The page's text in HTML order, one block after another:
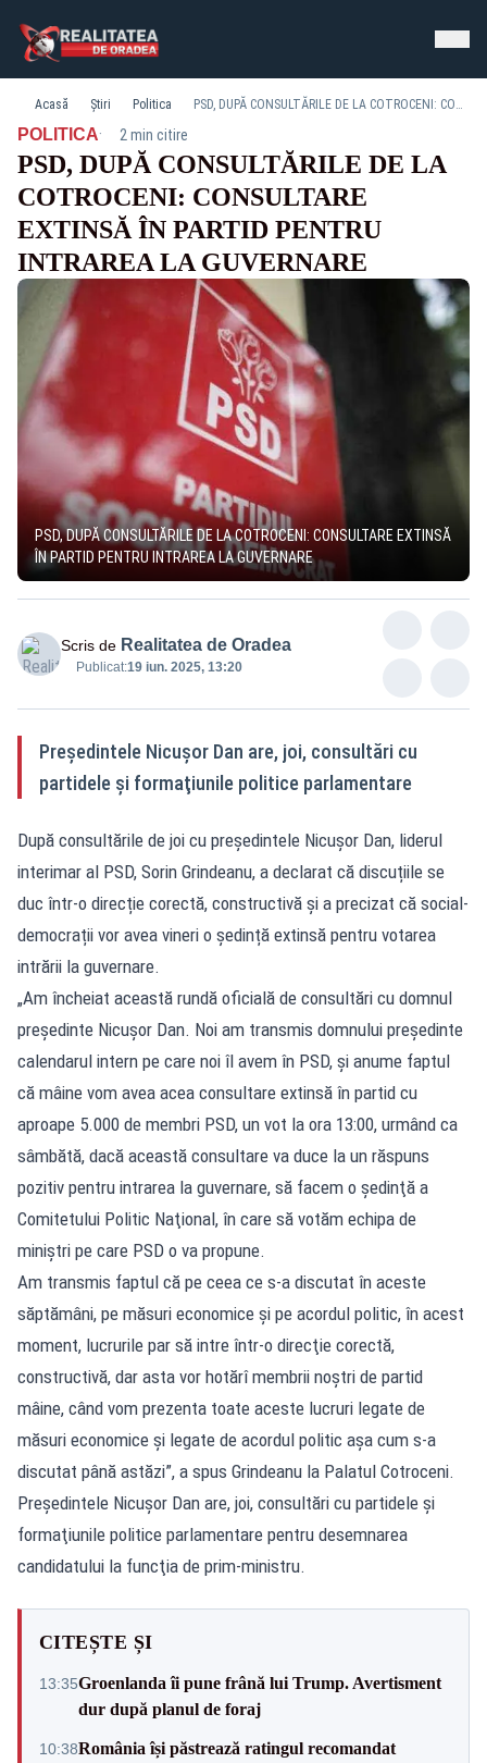
Acasă Știri Politica PSD, DUPĂ CONSULTĂRILE DE LA COTROCENI: CONSULTARE EXTINSĂ ÎN PARTID PENTRU INTRAREA LA GUVERNARE
POLITICA· 2 min citire
PSD, DUPĂ CONSULTĂRILE DE LA
COTROCENI: CONSULTARE
EXTINSĂ ÎN PARTID PENTRU
INTRAREA LA GUVERNARE
PSD, DUPĂ CONSULTĂRILE DE LA COTROCENI: CONSULTARE EXTINSĂ
ÎN PARTID PENTRU INTRAREA LA GUVERNARE
Scris de Realitatea de Oradea
Publicat:19 iun. 2025, 13:20
Preşedintele Nicuşor Dan are, joi, consultări cu
partidele şi formaţiunile politice parlamentare
După consultările de joi cu președintele Nicușor Dan, liderul
interimar al PSD, Sorin Grindeanu, a declarat că discuțiile se
duc într-o direcție corectă, constructivă și a precizat că social-
democrații vor avea vineri o ședință extinsă pentru votarea
intrării la guvernare.
„Am încheiat această rundă oficială de consultări cu domnul
preşedinte Nicuşor Dan. Noi am transmis domnului preşedinte
calendarul intern pe care noi îl avem în PSD, şi anume faptul
că mâine vom avea acea consultare extinsă în partid cu
aproape 5.000 de membri PSD, un vot la ora 13:00, urmând ca
sâmbătă, dacă această consultare va duce la un răspuns
pozitiv pentru intrarea la guvernare, să facem o şedinţă a
Comitetului Politic Naţional, în care să votăm echipa de
miniştri pe care PSD o va propune.
Am transmis faptul că pe ceea ce s-a discutat în aceste
săptămâni, pe măsuri economice şi pe acordul politic, în acest
moment, lucrurile par să intre într-o direcţie corectă,
constructivă, dar asta vor hotărî membrii noştri de partid
mâine, când vom prezenta toate aceste lucruri legate de
măsuri economice şi legate de acordul politic aşa cum s-a
discutat până astăzi”, a spus Grindeanu la Palatul Cotroceni.
Preşedintele Nicuşor Dan are, joi, consultări cu partidele şi
formaţiunile politice parlamentare pentru desemnarea
candidatului la funcţia de prim-ministru.
CITEȘTE ȘI
13:35Groenlanda îi pune frână lui Trump. Avertisment
dur după planul de foraj
10:38România își păstrează ratingul recomandat